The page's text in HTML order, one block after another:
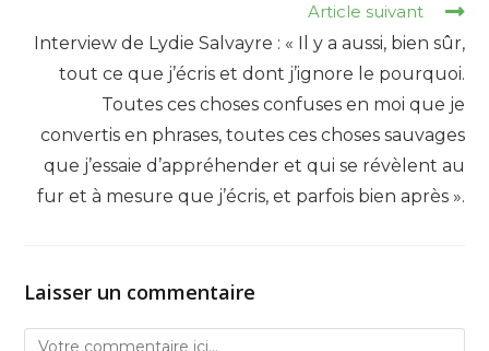
Article suivant
Interview de Lydie Salvayre : « Il y a aussi, bien sûr,
tout ce que j’écris et dont j’ignore le pourquoi.
Toutes ces choses confuses en moi que je
convertis en phrases, toutes ces choses sauvages
que j’essaie d’appréhender et qui se révèlent au
fur et à mesure que j’écris, et parfois bien après ».
Laisser un commentaire
Comment